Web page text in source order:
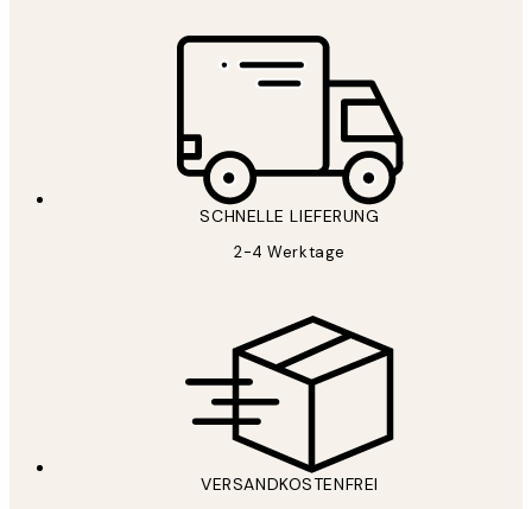
SCHNELLE LIEFERUNG
2-4 Werktage
VERSANDKOSTENFREI